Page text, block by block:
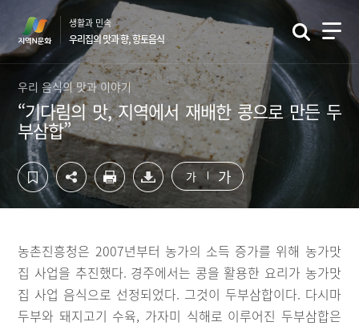
츠
영
영
역
생활과 민속
우리집의 맛과 향, 향토음식
우리 음식의 맛과 이야기
“기다림의 맛, 지역에서 재배한 콩으로 만든 두
부삼합”
가 가
농촌진흥청은 2007년부터 농가의 소득 증가를 위해 농가맛
집 사업을 추진했다. 경주에서는 콩을 활용한 요리가 농가맛
집 사업 음식으로 선정되었다. 그것이 두부삼합이다. 다시마
두부와 돼지고기 수육, 가자미 식해로 이루어진 두부삼합은